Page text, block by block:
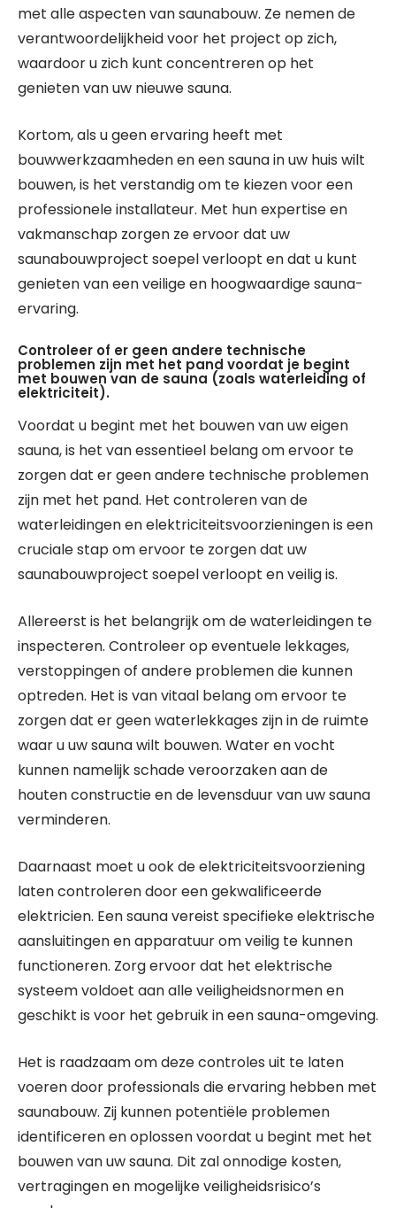
met alle aspecten van saunabouw. Ze nemen de
verantwoordelijkheid voor het project op zich,
waardoor u zich kunt concentreren op het
genieten van uw nieuwe sauna.
Kortom, als u geen ervaring heeft met
bouwwerkzaamheden en een sauna in uw huis wilt
bouwen, is het verstandig om te kiezen voor een
professionele installateur. Met hun expertise en
vakmanschap zorgen ze ervoor dat uw
saunabouwproject soepel verloopt en dat u kunt
genieten van een veilige en hoogwaardige sauna-
ervaring.
Controleer of er geen andere technische
problemen zijn met het pand voordat je begint
met bouwen van de sauna (zoals waterleiding of
elektriciteit).
Voordat u begint met het bouwen van uw eigen
sauna, is het van essentieel belang om ervoor te
zorgen dat er geen andere technische problemen
zijn met het pand. Het controleren van de
waterleidingen en elektriciteitsvoorzieningen is een
cruciale stap om ervoor te zorgen dat uw
saunabouwproject soepel verloopt en veilig is.
Allereerst is het belangrijk om de waterleidingen te
inspecteren. Controleer op eventuele lekkages,
verstoppingen of andere problemen die kunnen
optreden. Het is van vitaal belang om ervoor te
zorgen dat er geen waterlekkages zijn in de ruimte
waar u uw sauna wilt bouwen. Water en vocht
kunnen namelijk schade veroorzaken aan de
houten constructie en de levensduur van uw sauna
verminderen.
Daarnaast moet u ook de elektriciteitsvoorziening
laten controleren door een gekwalificeerde
elektricien. Een sauna vereist specifieke elektrische
aansluitingen en apparatuur om veilig te kunnen
functioneren. Zorg ervoor dat het elektrische
systeem voldoet aan alle veiligheidsnormen en
geschikt is voor het gebruik in een sauna-omgeving.
Het is raadzaam om deze controles uit te laten
voeren door professionals die ervaring hebben met
saunabouw. Zij kunnen potentiële problemen
identificeren en oplossen voordat u begint met het
bouwen van uw sauna. Dit zal onnodige kosten,
vertragingen en mogelijke veiligheidsrisico’s